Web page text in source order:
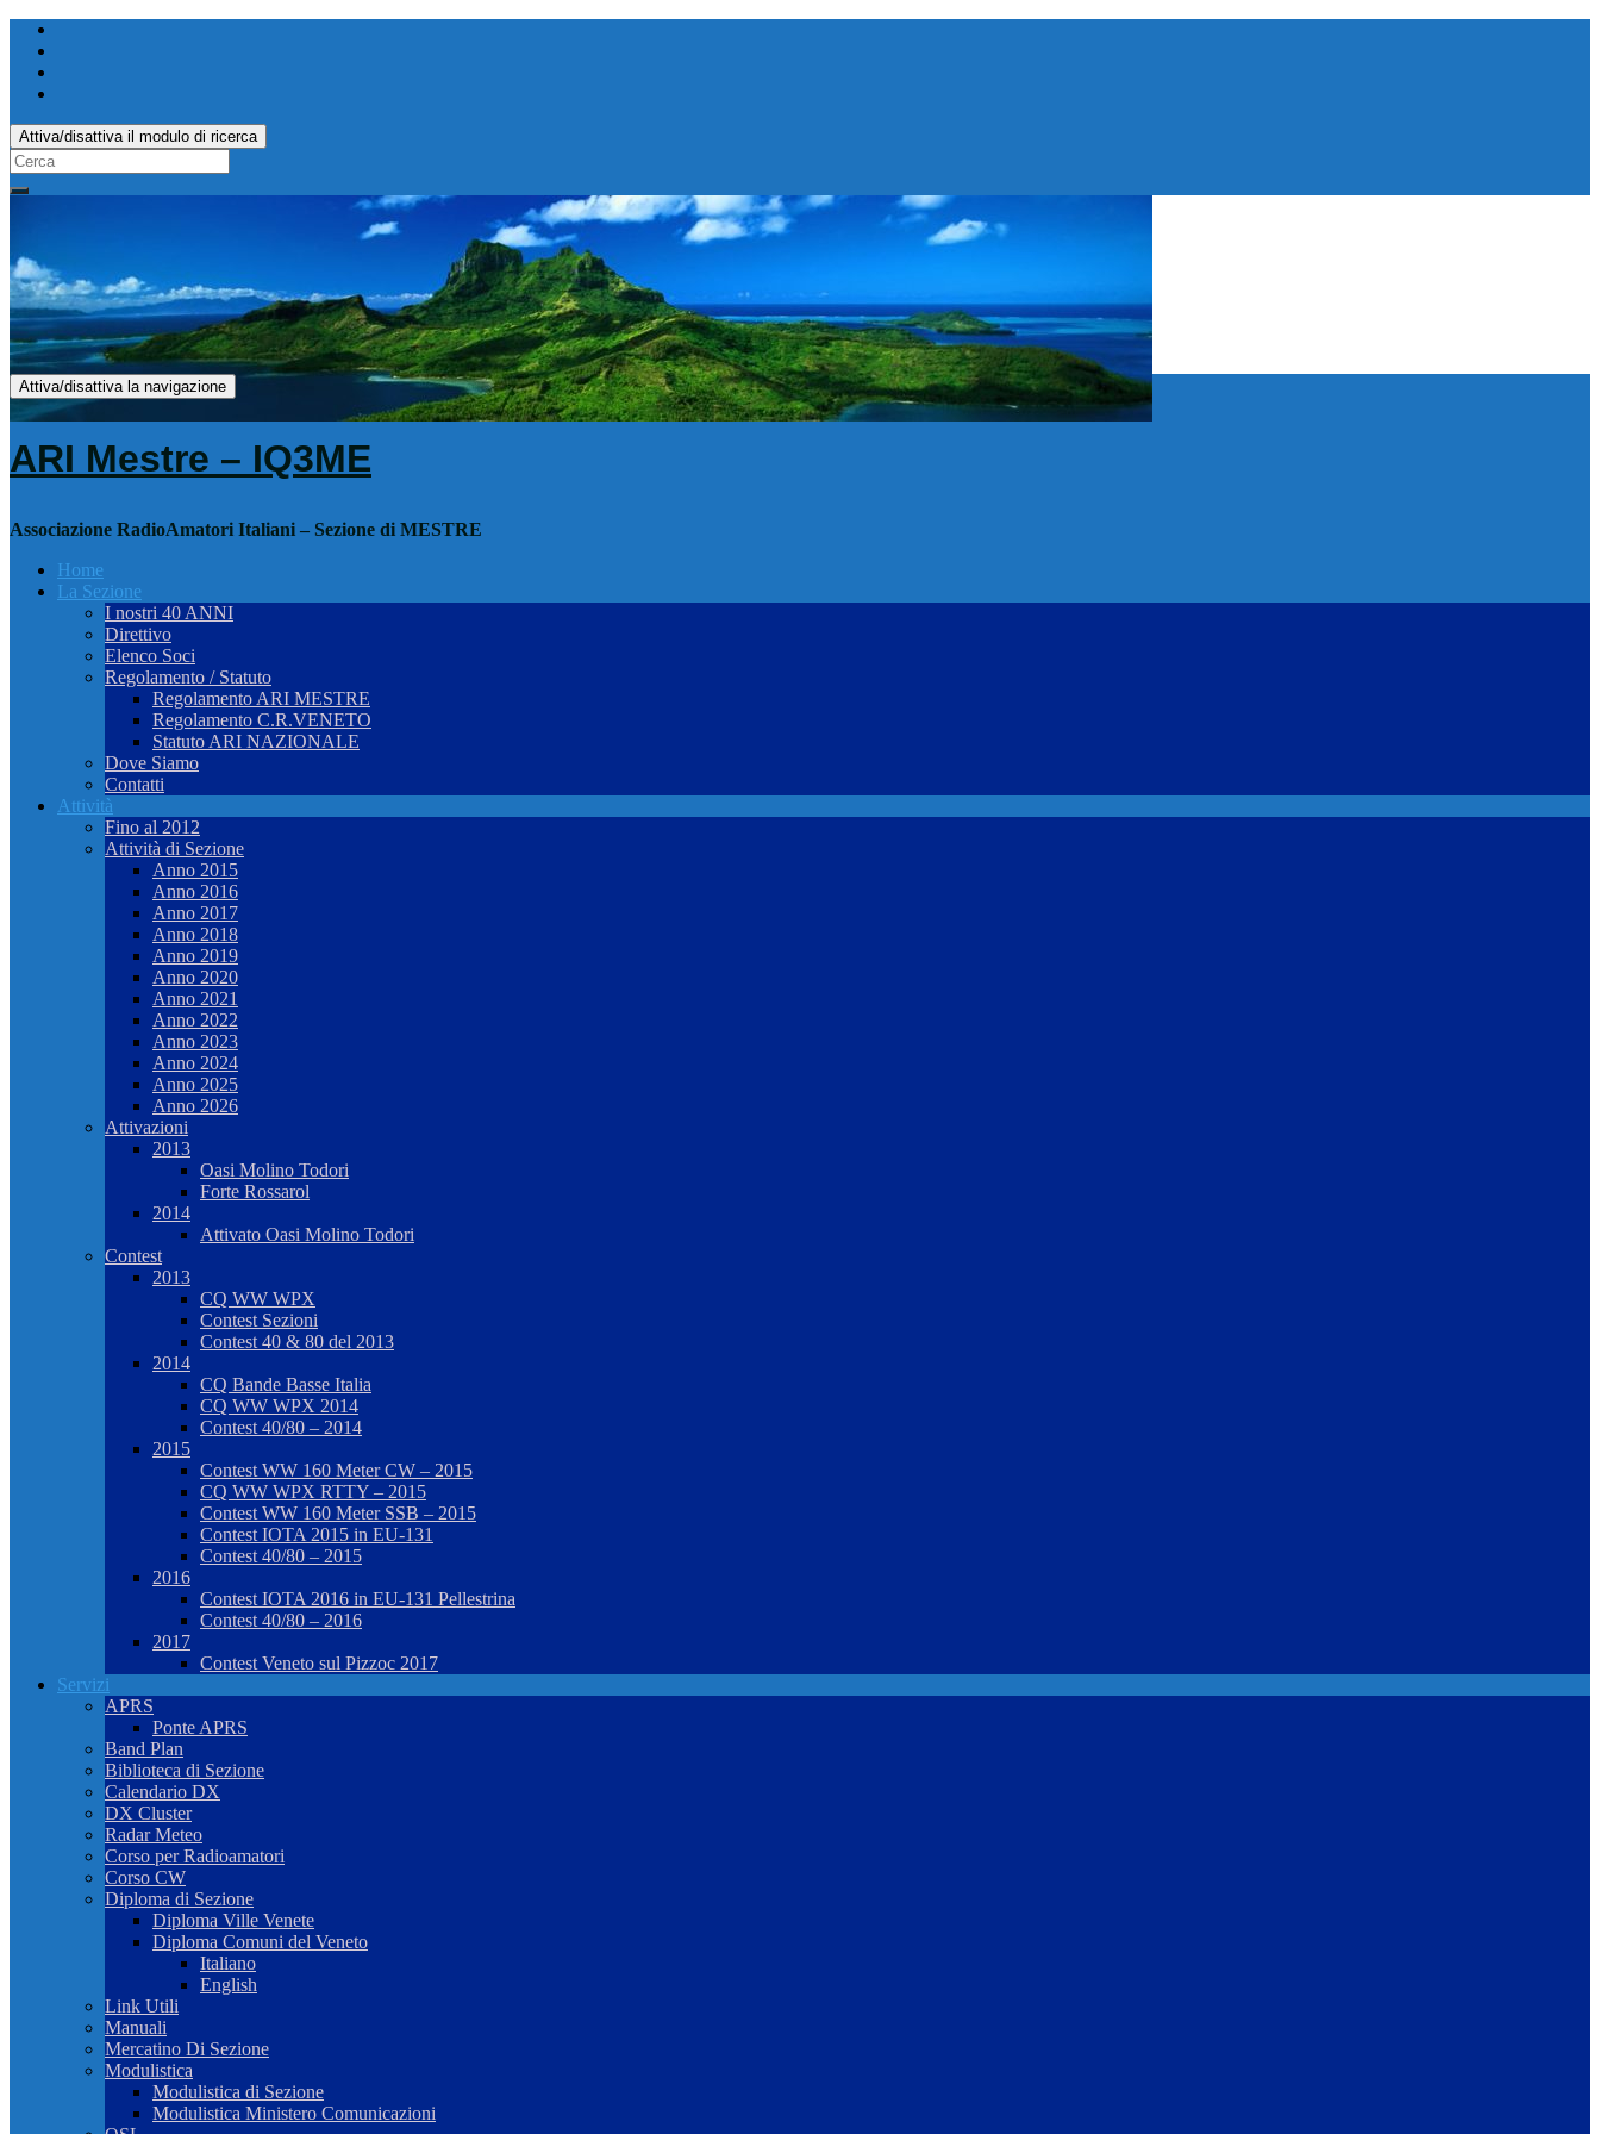
Attiva/disattiva il modulo di ricerca
Search
for:
Attiva/disattiva la navigazione
ARI Mestre – IQ3ME
Associazione RadioAmatori Italiani – Sezione di MESTRE
Home
La Sezione
I nostri 40 ANNI
Direttivo
Elenco Soci
Regolamento / Statuto
Regolamento ARI MESTRE
Regolamento C.R.VENETO
Statuto ARI NAZIONALE
Dove Siamo
Contatti
Attività
Fino al 2012
Attività di Sezione
Anno 2015
Anno 2016
Anno 2017
Anno 2018
Anno 2019
Anno 2020
Anno 2021
Anno 2022
Anno 2023
Anno 2024
Anno 2025
Anno 2026
Attivazioni
2013
Oasi Molino Todori
Forte Rossarol
2014
Attivato Oasi Molino Todori
Contest
2013
CQ WW WPX
Contest Sezioni
Contest 40 & 80 del 2013
2014
CQ Bande Basse Italia
CQ WW WPX 2014
Contest 40/80 – 2014
2015
Contest WW 160 Meter CW – 2015
CQ WW WPX RTTY – 2015
Contest WW 160 Meter SSB – 2015
Contest IOTA 2015 in EU-131
Contest 40/80 – 2015
2016
Contest IOTA 2016 in EU-131 Pellestrina
Contest 40/80 – 2016
2017
Contest Veneto sul Pizzoc 2017
Servizi
APRS
Ponte APRS
Band Plan
Biblioteca di Sezione
Calendario DX
DX Cluster
Radar Meteo
Corso per Radioamatori
Corso CW
Diploma di Sezione
Diploma Ville Venete
Diploma Comuni del Veneto
Italiano
English
Link Utili
Manuali
Mercatino Di Sezione
Modulistica
Modulistica di Sezione
Modulistica Ministero Comunicazioni